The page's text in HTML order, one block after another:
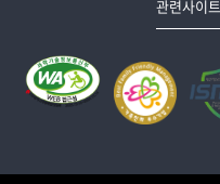
관련사이트